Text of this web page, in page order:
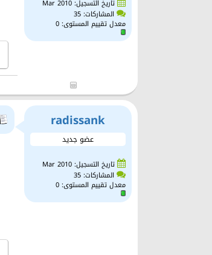
تاريخ التسجيل: Mar 2010
المشاركات: 35
معدل تقييم المستوى:0
radissank
عضو جديد
تاريخ التسجيل: Mar 2010
المشاركات: 35
معدل تقييم المستوى:0